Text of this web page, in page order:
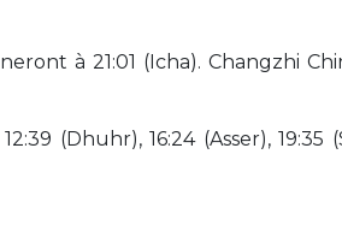
à 21:01 (Icha). Changzhi
(Dhuhr), 16:24 (Asser), 19:35